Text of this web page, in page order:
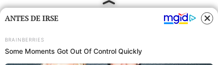
ANTES DE IRSE